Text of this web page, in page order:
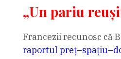
„Un pariu
Francezii recunosc că
raportul